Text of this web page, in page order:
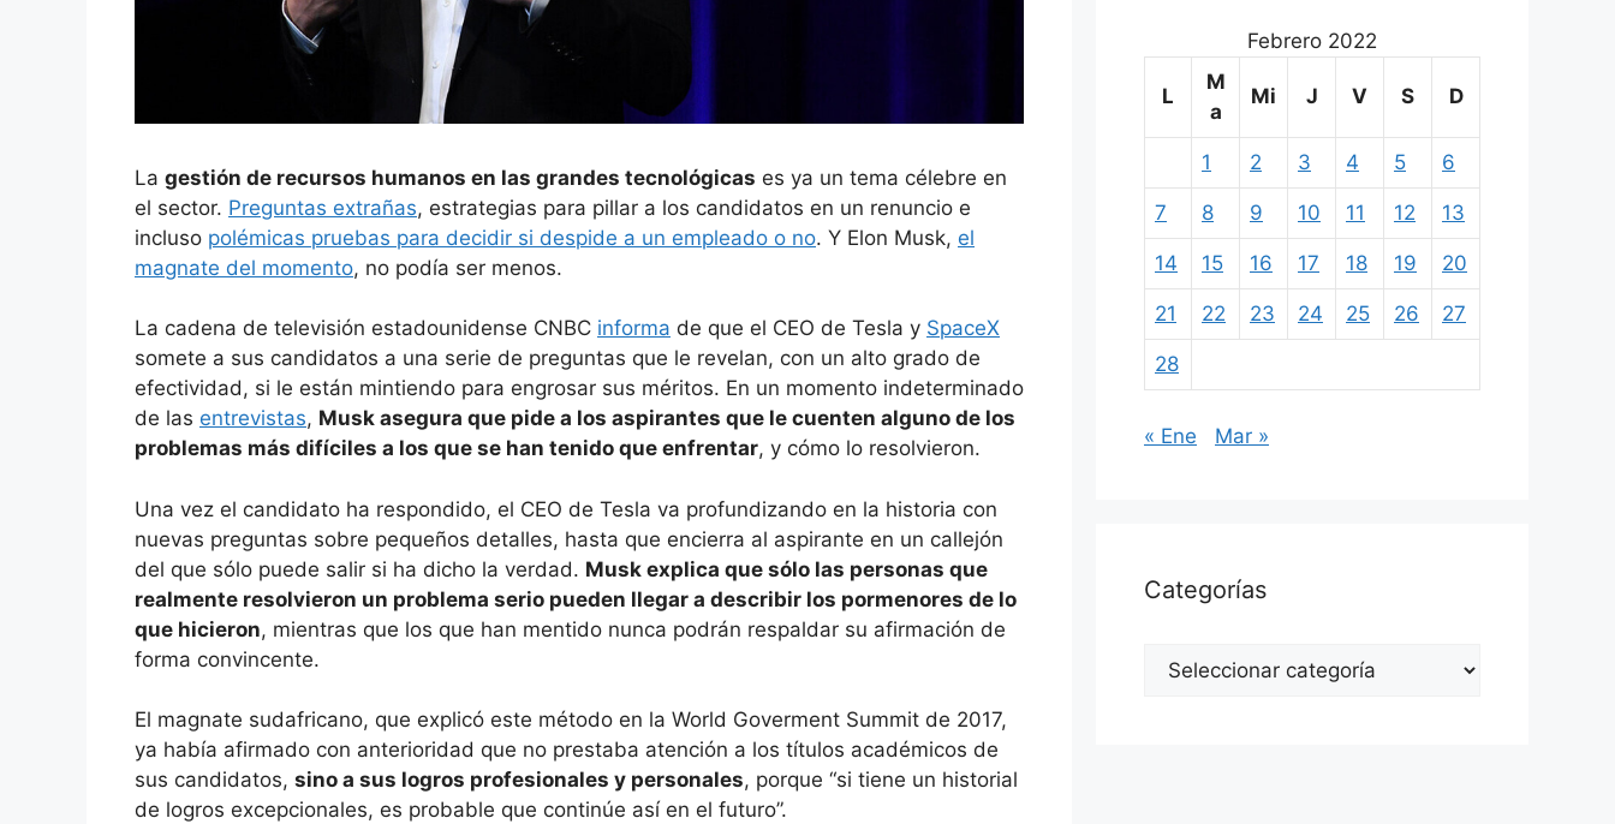
La gestión de recursos humanos en las grandes tecnológicas es ya un tema célebre en
el sector. Preguntas extrañas, estrategias para pillar a los candidatos en un renuncio e
incluso polémicas pruebas para decidir si despide a un empleado o no. Y Elon Musk, el
magnate del momento, no podía ser menos.
La cadena de televisión estadounidense CNBC informa de que el CEO de Tesla y SpaceX
somete a sus candidatos a una serie de preguntas que le revelan, con un alto grado de
efectividad, si le están mintiendo para engrosar sus méritos. En un momento indeterminado
de las entrevistas, Musk asegura que pide a los aspirantes que le cuenten alguno de los
problemas más difíciles a los que se han tenido que enfrentar, y cómo lo resolvieron.
Una vez el candidato ha respondido, el CEO de Tesla va profundizando en la historia con
nuevas preguntas sobre pequeños detalles, hasta que encierra al aspirante en un callejón
del que sólo puede salir si ha dicho la verdad. Musk explica que sólo las personas que
realmente resolvieron un problema serio pueden llegar a describir los pormenores de lo
que hicieron, mientras que los que han mentido nunca podrán respaldar su afirmación de
forma convincente.
El magnate sudafricano, que explicó este método en la World Goverment Summit de 2017,
ya había afirmado con anterioridad que no prestaba atención a los títulos académicos de
sus candidatos, sino a sus logros profesionales y personales, porque “si tiene un historial
de logros excepcionales, es probable que continúe así en el futuro”.
Febrero 2022
L
M
a
Mi J V S D
1 2 3 4 5 6
7 8 9 10 11 12 13
14 15 16 17 18 19 20
21 22 23 24 25 26 27
28
« Ene Mar »
Categorías
Categorías